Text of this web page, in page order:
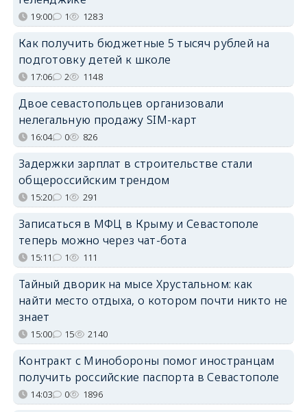
19:00 1 1283
Как получить бюджетные 5 тысяч рублей на
подготовку детей к школе
17:06 2 1148
Двое севастопольцев организовали
нелегальную продажу SIM-карт
16:04 0 826
Задержки зарплат в строительстве стали
общероссийским трендом
15:20 1 291
Записаться в МФЦ в Крыму и Севастополе
теперь можно через чат-бота
15:11 1 111
Тайный дворик на мысе Хрустальном: как
найти место отдыха, о котором почти никто не
знает
15:00 15 2140
Контракт с Минобороны помог иностранцам
получить российские паспорта в Севастополе
14:03 0 1896